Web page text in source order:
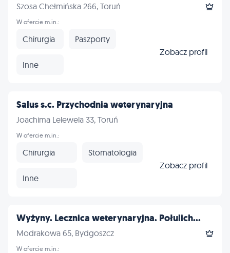
Szosa Chełmińska 266, Toruń
W ofercie m.in.:
Chirurgia Paszporty
Inne
Zobacz profil
Salus s.c. Przychodnia weterynaryjna
Joachima Lelewela 33, Toruń
W ofercie m.in.:
Chirurgia Stomatologia
Inne
Zobacz profil
Wyżyny. Lecznica weterynaryjna. Połulich...
Modrakowa 65, Bydgoszcz
W ofercie m.in.: